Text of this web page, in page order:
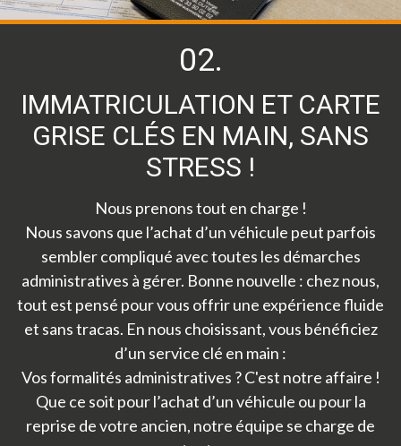
02.
IMMATRICULATION ET CARTE
GRISE CLÉS EN MAIN, SANS
STRESS !
Nous prenons tout en charge !
Nous savons que l’achat d’un véhicule peut parfois
sembler compliqué avec toutes les démarches
administratives à gérer. Bonne nouvelle : chez nous,
tout est pensé pour vous offrir une expérience fluide
et sans tracas. En nous choisissant, vous bénéficiez
d’un service clé en main :
Vos formalités administratives ? C'est notre affaire !
Que ce soit pour l’achat d’un véhicule ou pour la
reprise de votre ancien, notre équipe se charge de